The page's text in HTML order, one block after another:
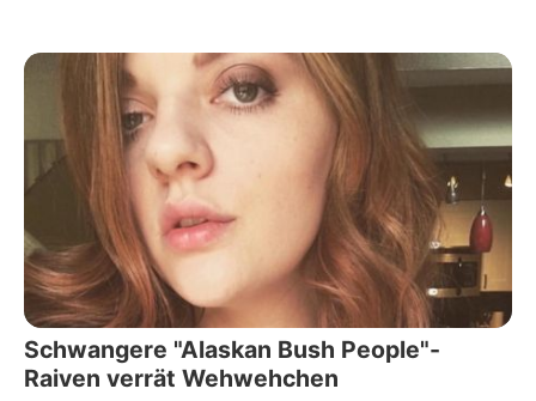
Schwangere "Alaskan Bush People"-
Raiven verrät Wehwehchen